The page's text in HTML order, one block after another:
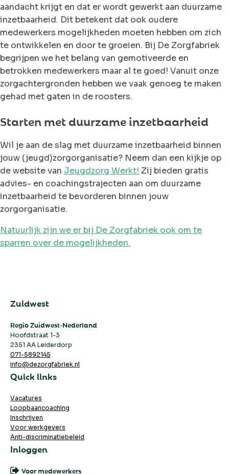
aandacht krijgt en dat er wordt gewerkt aan duurzame
inzetbaarheid. Dit betekent dat ook oudere
medewerkers mogelijkheden moeten hebben om zich
te ontwikkelen en door te groeien. Bij De Zorgfabriek
begrijpen we het belang van gemotiveerde en
betrokken medewerkers maar al te goed! Vanuit onze
zorgachtergronden hebben we vaak genoeg te maken
gehad met gaten in de roosters.
Starten met duurzame inzetbaarheid
Wil je aan de slag met duurzame inzetbaarheid binnen
jouw (jeugd)zorgorganisatie? Neem dan een kijkje op
de website van Jeugdzorg Werkt! Zij bieden gratis
advies- en coachingstrajecten aan om duurzame
inzetbaarheid te bevorderen binnen jouw
zorgorganisatie.
Natuurlijk zijn we er bij De Zorgfabriek ook om te
sparren over de mogelijkheden.
Zuidwest
Regio Zuidwest-Nederland
Hoofdstraat 1-3
2351 AA Leiderdorp
071-5892145
info@dezorgfabriek.nl
Quick links
Vacatures
Loopbaancoaching
Inschrijven
Voor werkgevers
Anti-discriminatiebeleid
Inloggen
Voor medewerkers